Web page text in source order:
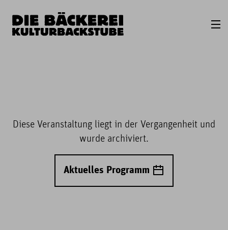
Diese Veranstaltung liegt in der Vergangenheit und
wurde archiviert.
Aktuelles Programm